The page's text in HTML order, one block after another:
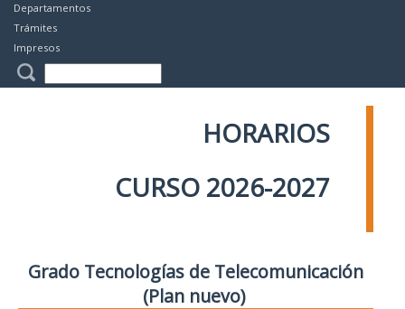
Departamentos
Trámites
Impresos
HORARIOS
CURSO 2026-2027
Grado Tecnologías de Telecomunicación
(Plan nuevo)